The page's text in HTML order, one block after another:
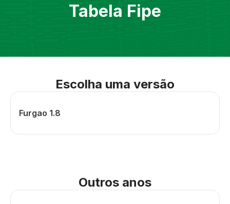
Tabela Fipe
Escolha uma versão
Furgao 1.8
Outros anos